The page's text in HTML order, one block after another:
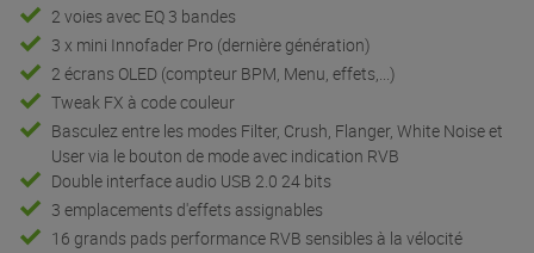
2 voies avec EQ 3 bandes
3 x mini Innofader Pro (dernière génération)
2 écrans OLED (compteur BPM, Menu, effets,...)
Tweak FX à code couleur
Basculez entre les modes Filter, Crush, Flanger, White Noise et
User via le bouton de mode avec indication RVB
Double interface audio USB 2.0 24 bits
3 emplacements d'effets assignables
16 grands pads performance RVB sensibles à la vélocité